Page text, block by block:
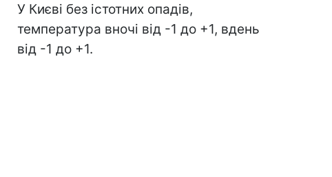
У Києві без істотних опадів,
температура вночі від -1 до +1, вдень
від -1 до +1.